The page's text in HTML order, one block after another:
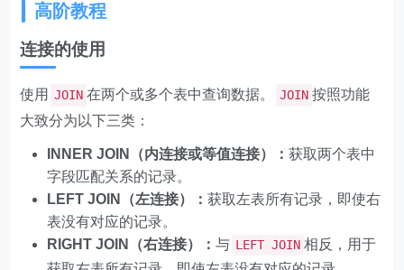
高阶教程
连接的使用
使用 JOIN 在两个或多个表中查询数据。 JOIN 按照功能
大致分为以下三类：
INNER JOIN（内连接或等值连接）：获取两个表中
字段匹配关系的记录。
LEFT JOIN（左连接）：获取左表所有记录，即使右
表没有对应的记录。
RIGHT JOIN（右连接）：与 LEFT JOIN 相反，用于